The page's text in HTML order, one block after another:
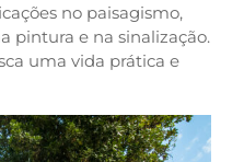
no paisagismo,
pintura e na sinalização.
uma vida prática e